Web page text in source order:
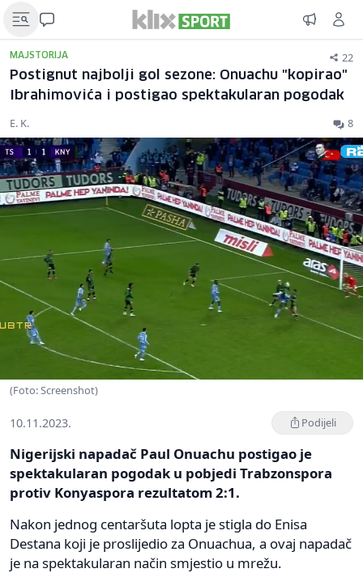
MAJSTORIJA 22
Postignut najbolji gol sezone: Onuachu "kopirao"
Ibrahimovića i postigao spektakularan pogodak
E. K. 8
(Foto: Screenshot)
10.11.2023. Podijeli
Nigerijski napadač Paul Onuachu postigao je
spektakularan pogodak u pobjedi Trabzonspora
protiv Konyaspora rezultatom 2:1.
Nakon jednog centaršuta lopta je stigla do Enisa
Destana koji je proslijedio za Onuachua, a ovaj napadač
je na spektakularan način smjestio u mrežu.